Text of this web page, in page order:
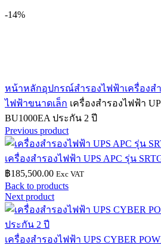
-14%
หน้าหลักอุปกรณ์สำรองไฟฟ้าเครื่องส
ไฟฟ้าขนาดเล็ก เครื่องสำรองไฟฟ้า
BU1000EA ประกัน 2 ปี
Previous product
เครื่องสำรองไฟฟ้า UPS APC รุ่น
฿185,500.00 Exc VAT
Back to products
Next product
เครื่องสำรองไฟฟ้า UPS CYBER